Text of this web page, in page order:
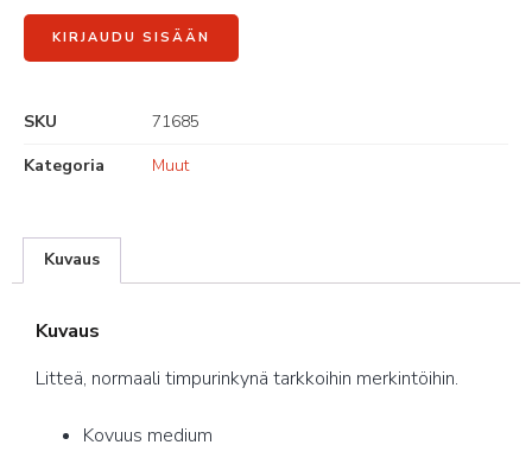
KIRJAUDU SISÄÄN
SKU
71685
Kategoria
Muut
Kuvaus
Kuvaus
Litteä, normaali timpurinkynä tarkkoihin merkintöihin.
Kovuus medium